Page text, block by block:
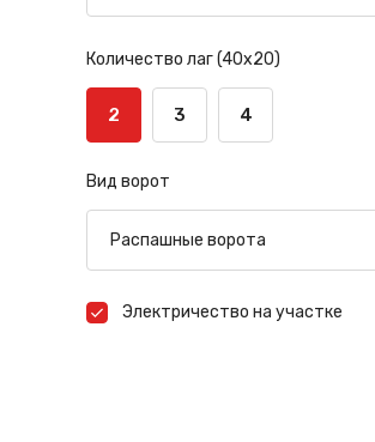
Количество лаг (40х20)
2 3 4
Вид ворот
Электричество на участке